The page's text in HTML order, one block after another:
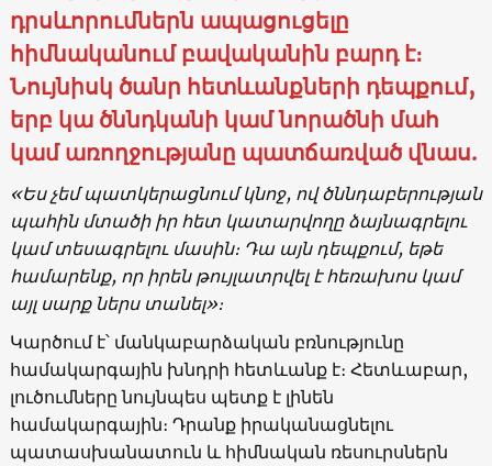
դրսևորումներն ապացուցելը
հիմնականում բավականին բարդ է։
Նույնիսկ ծանր հետևանքների դեպքում,
երբ կա ծննդկանի կամ նորածնի մահ
կամ առողջությանը պատճառված վնաս.
«Ես չեմ պատկերացնում կնոջ, ով ծննդաբերության
պահին մտածի իր հետ կատարվողը ձայնագրելու
կամ տեսագրելու մասին։ Դա այն դեպքում, եթե
համարենք, որ իրեն թույլատրվել է հեռախոս կամ
այլ սարք ներս տանել»։
Կարծում է՝ մանկաբարձական բռնությունը
համակարգային խնդրի հետևանք է։ Հետևաբար,
լուծումները նույնպես պետք է լինեն
համակարգային։ Դրանք իրականացնելու
պատասխանատուն և հիմնական ռեսուրսներն